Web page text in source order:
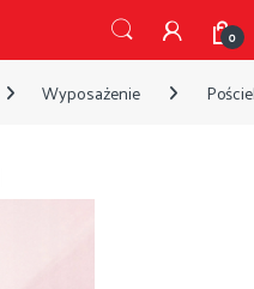
0
Wyposażenie